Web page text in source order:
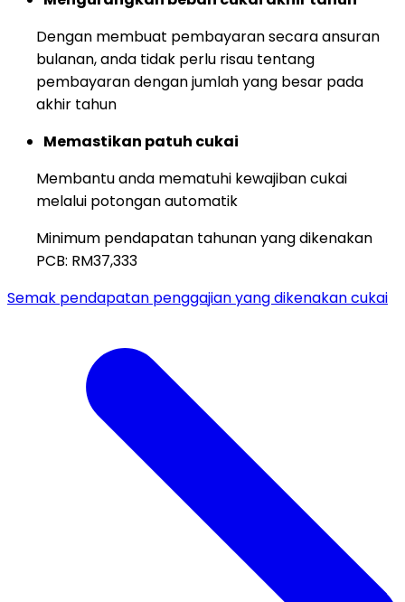
Dengan membuat pembayaran secara ansuran
bulanan, anda tidak perlu risau tentang
pembayaran dengan jumlah yang besar pada
akhir tahun
Memastikan patuh cukai
Membantu anda mematuhi kewajiban cukai
melalui potongan automatik
Minimum pendapatan tahunan yang dikenakan
PCB: RM37,333
Semak pendapatan penggajian yang dikenakan cukai